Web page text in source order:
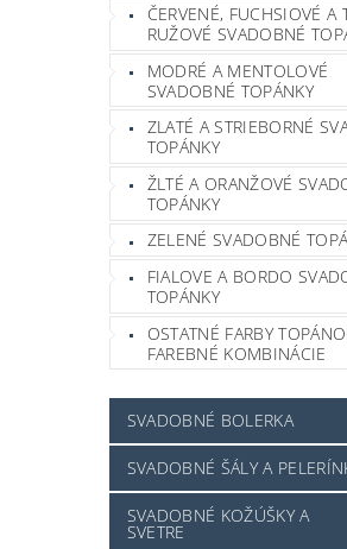
ČERVENÉ, FUCHSIOVÉ A
RUŽOVÉ SVADOBNÉ
MODRÉ A MENTOLOVÉ
SVADOBNÉ TOPÁNKY
ZLATÉ A STRIEBORNÉ
TOPÁNKY
ŽLTÉ A ORANŽOVÉ
TOPÁNKY
ZELENÉ SVADOBNÉ
FIALOVE A BORDO
TOPÁNKY
OSTATNÉ FARBY
FAREBNÉ KOMBINÁCIE
SVADOBNÉ BOLERKA
SVADOBNÉ ŠÁLY A
SVADOBNÉ KOŽÚŠKY A
SVETRE